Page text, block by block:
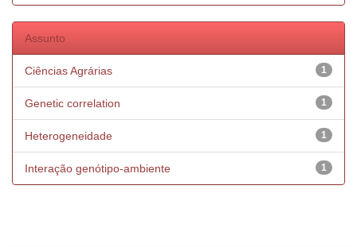
Assunto
1
Ciências Agrárias
1
Genetic correlation
1
Heterogeneidade
1
Interação genótipo-ambiente